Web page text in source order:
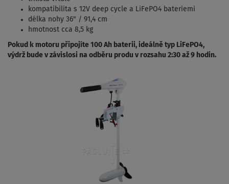
kompatibilita s 12V deep cycle a LiFePO4 bateriemi
délka nohy 36" / 91,4 cm
hmotnost cca 8,5 kg
Pokud k motoru připojíte 100 Ah baterii, ideálně typ LiFePO4,
výdrž bude v závislosi na odběru produ v rozsahu 2:30 až 9 hodin.